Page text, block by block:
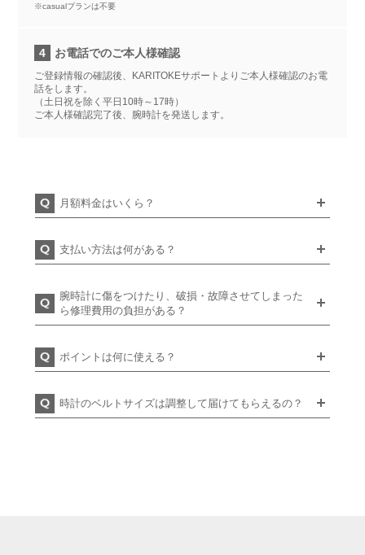
※casualプランは不要
4 お電話でのご本人様確認
ご登録情報の確認後、KARITOKEサポートよりご本人様確認のお電
話をします。
（土日祝を除く平日10時～17時）
ご本人様確認完了後、腕時計を発送します。
月額料金はいくら？
支払い方法は何がある？
腕時計に傷をつけたり、破損・故障させてしまった
ら修理費用の負担がある？
ポイントは何に使える？
時計のベルトサイズは調整して届けてもらえるの？